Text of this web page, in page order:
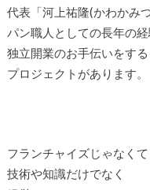
代表「河上祐隆(かわかみ
パン職人としての長年の
独立開業のお手伝いをする
プロジェクトがあります。
フランチャイズじゃなくて
技術や知識だけでなく